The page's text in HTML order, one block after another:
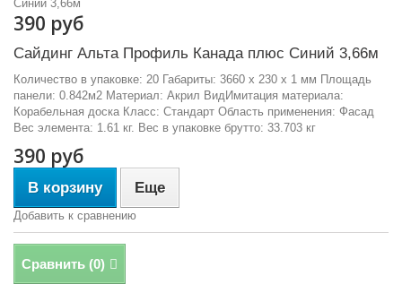
390 руб
Сайдинг Альта Профиль Канада плюс Синий 3,66м
Количество в упаковке: 20 Габариты: 3660 x 230 x 1 мм Площадь
панели: 0.842м2 Материал: Акрил ВидИмитация материала:
Корабельная доска Класс: Стандарт Область применения: Фасад
Вес элемента: 1.61 кг. Вес в упаковке брутто: 33.703 кг
390 руб
В корзину Еще
Добавить к сравнению
Сравнить (0)